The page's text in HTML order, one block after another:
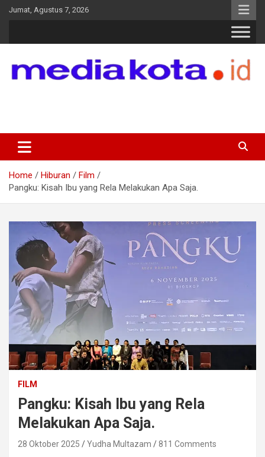
SkipJumat, Agustus 7, 2026
Home Hiburan
Film
Pangku: Kisah Ibu yang Rela Melakukan Apa Saja.
FILM
Pangku: Kisah Ibu yang Rela
Melakukan Apa Saja.
28 Oktober 2025 Yudha Multazam 811 Comments